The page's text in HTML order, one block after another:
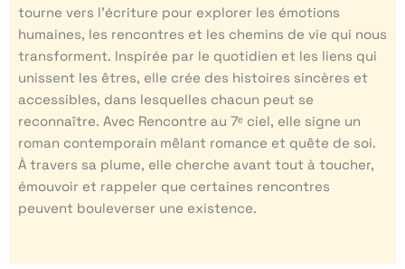
tourne vers l’écriture pour explorer les émotions
humaines, les rencontres et les chemins de vie qui nous
transforment. Inspirée par le quotidien et les liens qui
unissent les êtres, elle crée des histoires sincères et
accessibles, dans lesquelles chacun peut se
reconnaître. Avec Rencontre au 7ᵉ ciel, elle signe un
roman contemporain mêlant romance et quête de soi.
À travers sa plume, elle cherche avant tout à toucher,
émouvoir et rappeler que certaines rencontres
peuvent bouleverser une existence.